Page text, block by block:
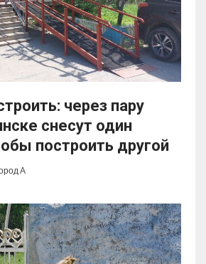
через пару
снесут один
построить другой
А